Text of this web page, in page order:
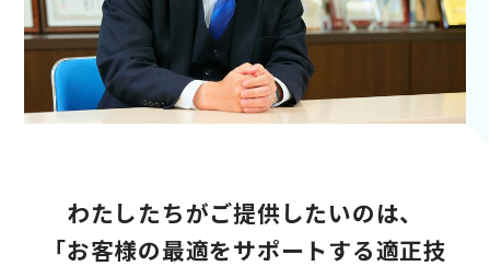
わたしたちがご提供したいのは、
「お客様の最適をサポートする適正技